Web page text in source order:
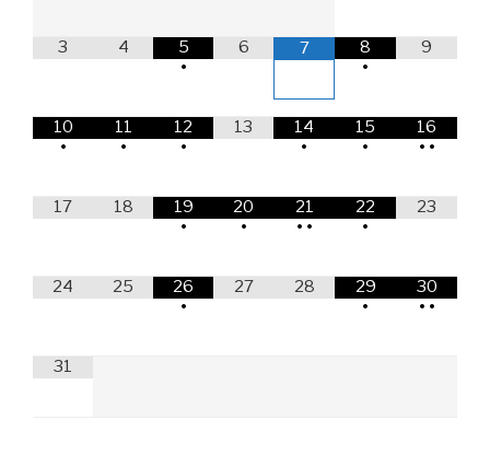
3 4
5
•
6 7
8
•
9
10
•
11
•
12
•
13
14
•
15
•
16
• •
17 18
19
•
20
•
21
• •
22
•
23
24 25
26
•
27 28
29
•
30
• •
31